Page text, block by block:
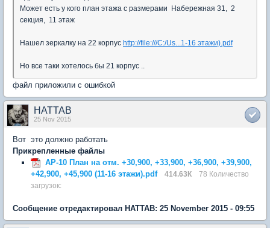
Может есть у кого план этажа с размерами Набережная 31, 2
секция, 11 этаж
Нашел зеркалку на 22 корпус http://file:///C:/Us...1-16 этажи).pdf
Но все таки хотелось бы 21 корпус ..
файл приложили с ошибкой
HATTAB
25 Nov 2015
Вот это должно работать
Прикрепленные файлы
АР-10 План на отм. +30,900, +33,900, +36,900, +39,900,
+42,900, +45,900 (11-16 этажи).pdf
414.63К
78 Количество
загрузок:
Сообщение отредактировал HATTAB: 25 November 2015 - 09:55